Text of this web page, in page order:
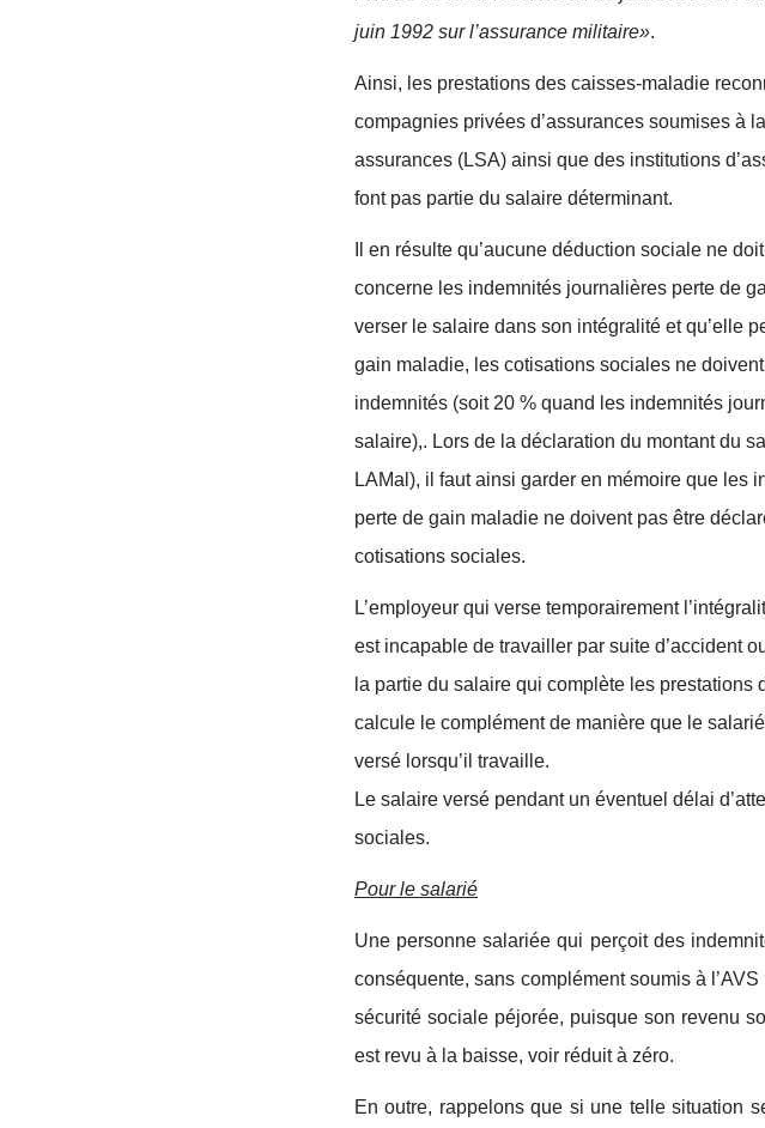
juin 1992 sur l’assurance militaire».
Ainsi, les prestations des caisses-maladie
compagnies privées d’assurances soumises à
assurances (LSA) ainsi que des institutions
font pas partie du salaire déterminant.
Il en résulte qu’aucune déduction sociale ne
concerne les indemnités journalières perte de
verser le salaire dans son intégralité et qu’elle
gain maladie, les cotisations sociales ne
indemnités (soit 20 % quand les indemnités
salaire),. Lors de la déclaration du montant du
LAMal), il faut ainsi garder en mémoire que les
perte de gain maladie ne doivent pas être
cotisations sociales.
L’employeur qui verse temporairement
est incapable de travailler par suite d’accident
la partie du salaire qui complète les prestations
calcule le complément de manière que le
versé lorsqu’il travaille.
Le salaire versé pendant un éventuel délai
sociales.
Pour le salarié
Une personne salariée qui perçoit des
conséquente, sans complément soumis à
sécurité sociale péjorée, puisque son revenu
est revu à la baisse, voir réduit à zéro.
En outre, rappelons que si une telle situation